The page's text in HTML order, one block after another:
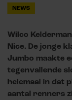
NEWS
Wilco
Nice. De jonge
Jumbo maakte
tegenvallende
helemaal in dat
aantal renners